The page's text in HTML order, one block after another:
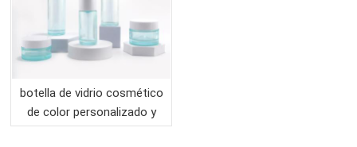
botella de vidrio cosmético
de color personalizado y
tarro de vidrio para